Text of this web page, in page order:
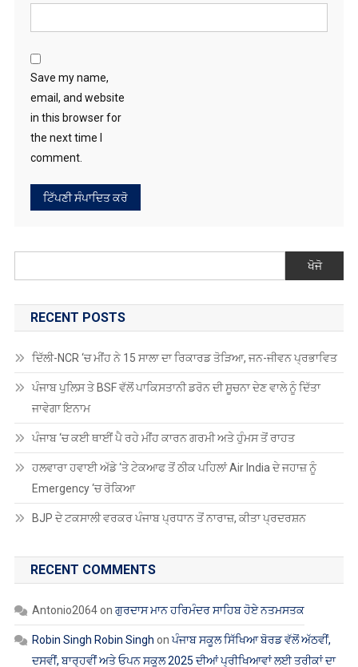
ਵੈੱਬਸਾਈਟ
Save my name,
email, and website
in this browser for
comment.
RECENT POSTS
ਦਿੱਲੀ-NCR ‘ਚ ਮੀਂਹ ਨੇ 15 ਸਾਲਾ ਦਾ ਰਿਕਾਰਡ ਤੋੜਿਆ, ਜਨ-ਜੀਵਨ ਪ੍ਰਭਾਵਿਤ
ਪੰਜਾਬ ਪੁਲਿਸ ਤੇ BSF ਵੱਲੋਂ ਪਾਕਿਸਤਾਨੀ ਡਰੋਨ ਦੀ ਸੂਚਨਾ ਦੇਣ ਵਾਲੇ ਨੂੰ ਦਿੱਤਾ
ਜਾਵੇਗਾ ਇਨਾਮ
ਪੰਜਾਬ ‘ਚ ਕਈ ਥਾਈਂ ਪੈ ਰਹੇ ਮੀਂਹ ਕਾਰਨ ਗਰਮੀ ਅਤੇ ਹੁੰਮਸ ਤੋਂ ਰਾਹਤ
ਹਲਵਾਰਾ ਹਵਾਈ ਅੱਡੇ ‘ਤੇ ਟੇਕਆਫ ਤੋਂ ਠੀਕ ਪਹਿਲਾਂ Air India ਦੇ ਜਹਾਜ਼ ਨੂੰ
RECENT COMMENTS
Antonio2064 on ਗੁਰਦਾਸ ਮਾਨ ਹਰਿਮੰਦਰ ਸਾਹਿਬ ਹੋਏ ਨਤਮਸਤਕ